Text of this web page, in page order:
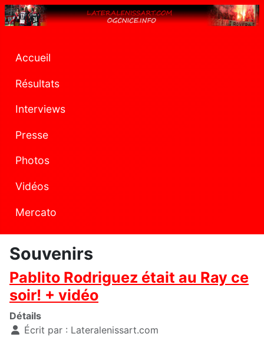
Accueil
Résultats
Interviews
Presse
Photos
Vidéos
Mercato
Souvenirs
Pablito Rodriguez était au Ray ce
soir! + vidéo
Détails
Écrit par : Lateralenissart.com